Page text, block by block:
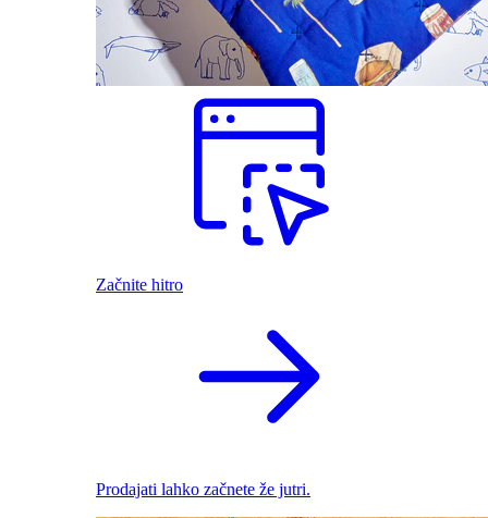
Začnite hitro
Prodajati lahko začnete že jutri.